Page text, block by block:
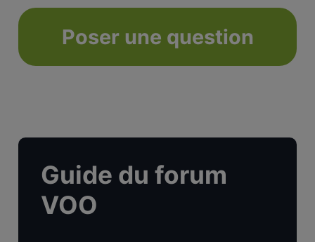
Poser une question
Guide du forum
VOO